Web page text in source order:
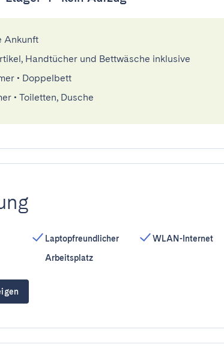
Ankunft
Handtücher und Bettwäsche inklusive
• Doppelbett
• Toiletten, Dusche
Laptopfreundlicher
Arbeitsplatz
WLAN-Internet